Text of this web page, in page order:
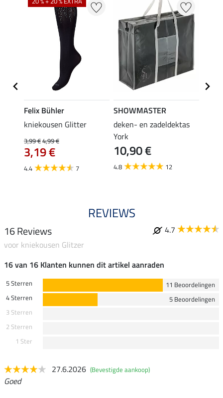
Felix Bühler
kniekousen Glitter
3,99 €4,99 €
3,19 €
4.4 7
SHOWMASTER
deken- en zadeldektas
York
10,90 €
4.8 12
REVIEWS
16 Reviews
4.7
voor kniekousen Glitzer
16 van 16 Klanten kunnen dit artikel aanraden
5 Sterren
11 Beoordelingen
4 Sterren
5 Beoordelingen
3 Sterren
2 Sterren
1 Ster
27.6.2026 (Bevestigde aankoop)
Goed